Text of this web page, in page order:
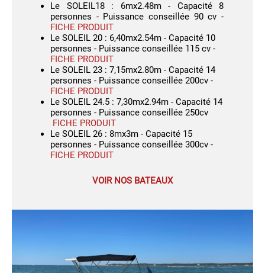
Le SOLEIL18 : 6mx2.48m - Capacité 8
personnes - Puissance conseillée 90 cv -
FICHE PRODUIT
Le SOLEIL 20 : 6,40mx2.54m - Capacité 10
personnes - Puissance conseillée 115 cv -
FICHE PRODUIT
Le SOLEIL 23 : 7,15mx2.80m - Capacité 14
personnes - Puissance conseillée 200cv -
FICHE PRODUIT
Le SOLEIL 24.5 : 7,30mx2.94m - Capacité 14
personnes - Puissance conseillée 250cv
FICHE PRODUIT
Le SOLEIL 26 : 8mx3m - Capacité 15
personnes - Puissance conseillée 300cv -
FICHE PRODUIT
VOIR NOS BATEAUX